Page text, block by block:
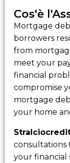
Cos'è
Mortgage
borrowers
from
meet your
financial
compromise
mortgage
your home
consultations
your financial